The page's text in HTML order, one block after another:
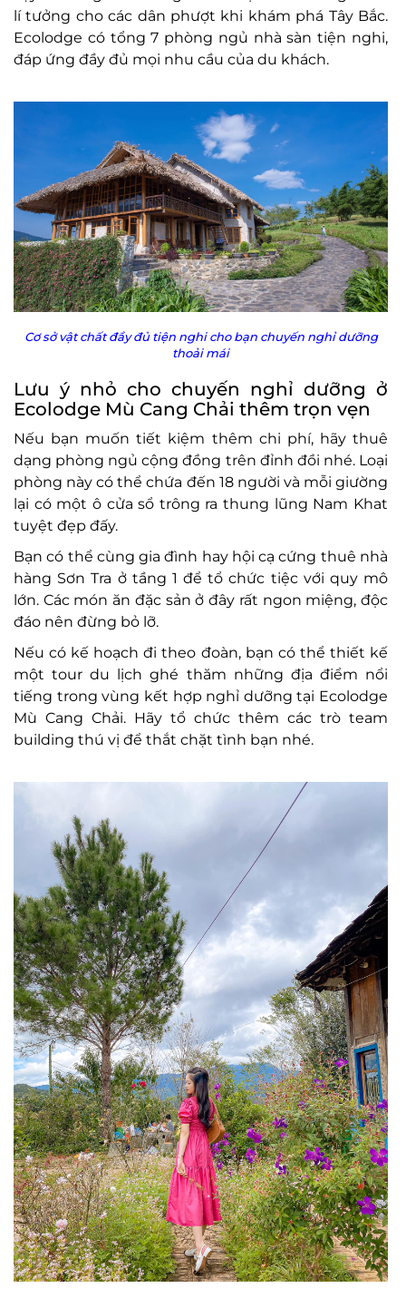
lí tưởng cho các dân phượt khi khám phá Tây Bắc.
Ecolodge có tổng 7 phòng ngủ nhà sàn tiện nghi,
đáp ứng đầy đủ mọi nhu cầu của du khách.
Cơ sở vật chất đầy đủ tiện nghi cho bạn chuyến nghỉ dưỡng
thoải mái
Lưu ý nhỏ cho chuyến nghỉ dưỡng ở
Ecolodge Mù Cang Chải thêm trọn vẹn
Nếu bạn muốn tiết kiệm thêm chi phí, hãy thuê
dạng phòng ngủ cộng đồng trên đỉnh đồi nhé. Loại
phòng này có thể chứa đến 18 người và mỗi giường
lại có một ô cửa sổ trông ra thung lũng Nam Khat
tuyệt đẹp đấy.
Bạn có thể cùng gia đình hay hội cạ cứng thuê nhà
hàng Sơn Tra ở tầng 1 để tổ chức tiệc với quy mô
lớn. Các món ăn đặc sản ở đây rất ngon miệng, độc
đáo nên đừng bỏ lỡ.
Nếu có kế hoạch đi theo đoàn, bạn có thể thiết kế
một tour du lịch ghé thăm những địa điểm nổi
tiếng trong vùng kết hợp nghỉ dưỡng tại Ecolodge
Mù Cang Chải. Hãy tổ chức thêm các trò team
building thú vị để thắt chặt tình bạn nhé.